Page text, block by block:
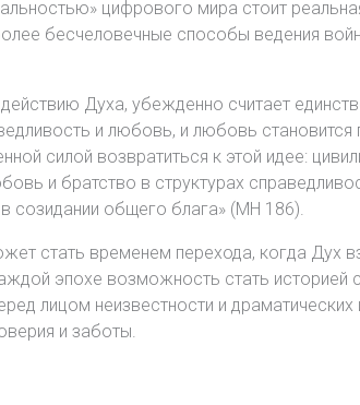
цифрового мира стоит
бесчеловечные способы ведения
Духа, убежденно считает
и любовь, и любовь становится
силой возвратиться к этой идее:
и братство в структурах
созидании общего блага» (MH 186).
стать временем перехода, когда
эпохе возможность стать историей
лицом неизвестности и
и заботы.